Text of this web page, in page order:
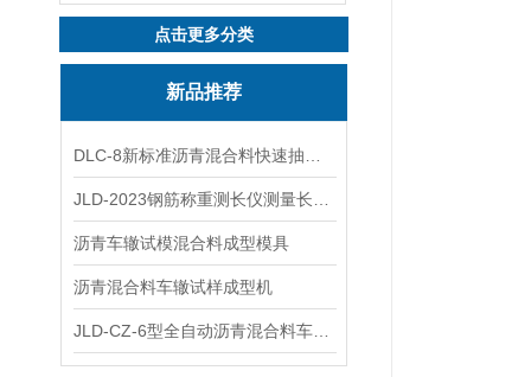
点击更多分类
新品推荐
沥青车辙试模混合料成型模具
沥青混合料车辙试样成型机